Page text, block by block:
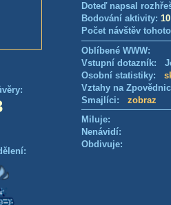
Doteď napsal
Bodování aktivity:
Počet návštěv
Oblíbené WWW:
Vstupní dotazník:
Osobní statistiky:
Vztahy na
Smajlíci: zobraz
Miluje:
Nenávidí:
Obdivuje: